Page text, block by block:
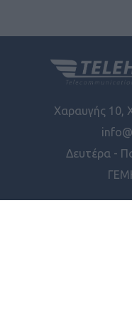
Χαραυγής 10,
Δευτέρα -